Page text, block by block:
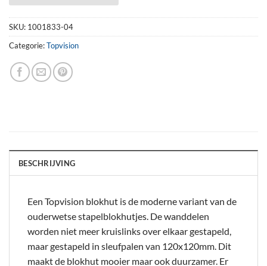
SKU: 1001833-04
Categorie:Topvision
BESCHRIJVING
Een Topvision blokhut is de moderne variant van de
ouderwetse stapelblokhutjes. De wanddelen
worden niet meer kruislinks over elkaar gestapeld,
maar gestapeld in sleufpalen van 120x120mm. Dit
maakt de blokhut mooier maar ook duurzamer. Er